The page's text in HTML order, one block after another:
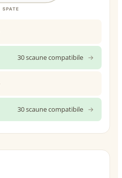
SPATE
30 scaune compatibile →
30 scaune compatibile →